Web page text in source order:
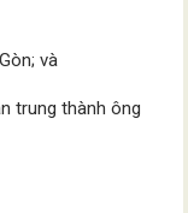
và
trung thành ông